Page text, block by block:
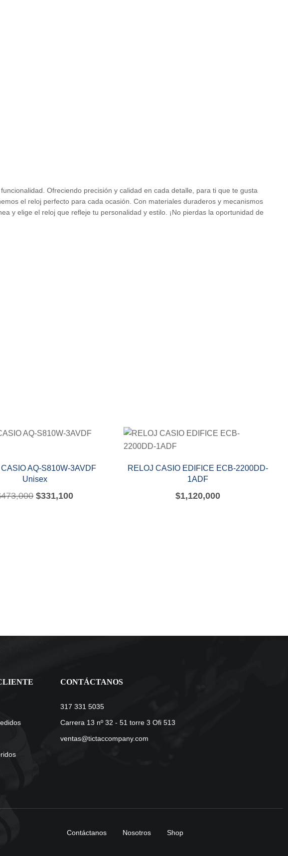
Ofreciendo precisión y calidad en cada detalle, para ti que te gusta
el reloj perfecto para cada ocasión. Con materiales duraderos y mecanismos
y elige el reloj que refleje tu personalidad y estilo. ¡No pierdas la oportunidad de
AQ-S810W-3AVDF
Unisex
473,000 $331,100
RELOJ CASIO EDIFICE ECB-2200DD-
1ADF
$1,120,000
CONTÁCTANOS
317 331 5035
Carrera 13 nº 32 - 51 torre 3 Ofi 513
ventas@tictaccompany.com
Contáctanos Nosotros Shop